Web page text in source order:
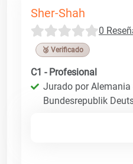
Sher-Shah
0
🥉 Verificado
C1 - Profesional
Jurado por Alemania
Bundesrepublik